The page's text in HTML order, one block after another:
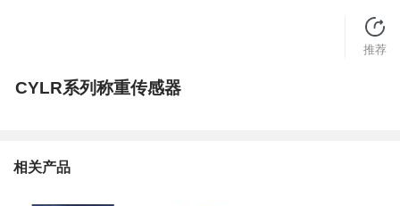
推荐
CYLR系列称重传感器
相关产品